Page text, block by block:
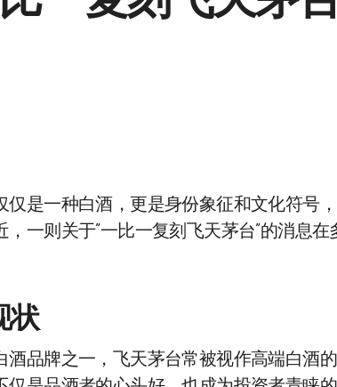
仅是一种白酒，更是身份象征和文化符号
一则关于”一比一复刻飞天茅台”的消息
状
酒品牌之一，飞天茅台常被视作高端白酒